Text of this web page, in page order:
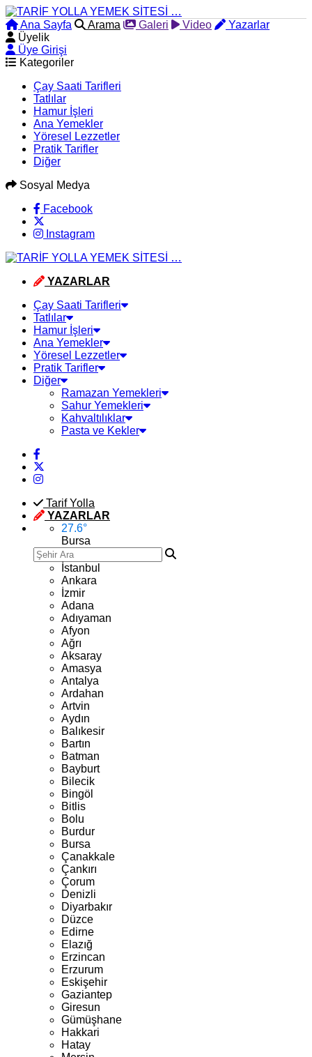
Ana Sayfa Arama Galeri Video
Yazarlar
Üyelik
Üye Girişi
Kategoriler
Çay Saati Tarifleri
Tatlılar
Hamur İşleri
Ana Yemekler
Yöresel Lezzetler
Pratik Tarifler
Diğer
Sosyal Medya
Facebook
Instagram
YAZARLAR
Çay Saati Tarifleri
Tatlılar
Hamur İşleri
Ana Yemekler
Yöresel Lezzetler
Pratik Tarifler
Diğer
Ramazan Yemekleri
Sahur Yemekleri
Kahvaltılıklar
Pasta ve Kekler
Tarif Yolla
YAZARLAR
27.6°
Bursa
İstanbul
Ankara
İzmir
Adana
Adıyaman
Afyon
Ağrı
Aksaray
Amasya
Antalya
Ardahan
Artvin
Aydın
Balıkesir
Bartın
Batman
Bayburt
Bilecik
Bingöl
Bitlis
Bolu
Burdur
Bursa
Çanakkale
Çankırı
Çorum
Denizli
Diyarbakır
Düzce
Edirne
Elazığ
Erzincan
Erzurum
Eskişehir
Gaziantep
Giresun
Gümüşhane
Hakkari
Hatay